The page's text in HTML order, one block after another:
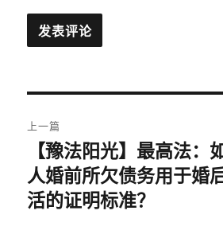
章
导
航
上一篇
篇
文
【豫法阳光】最高法：
人婚前所欠债务用于婚
活的证明标准？